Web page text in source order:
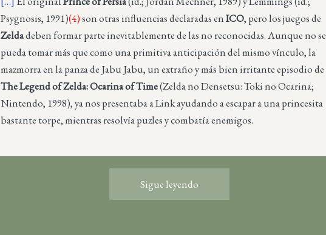
Psygnosis, 1991)(4)son otras influencias declaradas enICO, pero los juegos de
Zeldadeben formar parte inevitablemente de las no reconocidas. Aunque no se
pueda tomar más que como una primitiva anticipación del mismo vínculo, la
mazmorra en la panza de Jabu Jabu, un extraño y más bien irritante episodio de
The Legend of Zelda: Ocarina of Time(Zelda no Densetsu: Toki no Ocarina;
Nintendo, 1998), ya nos presentaba a Link ayudando a escapar a una princesita
bastante torpe, mientras resolvía puzles y combatía enemigos.
Sigue leyendo